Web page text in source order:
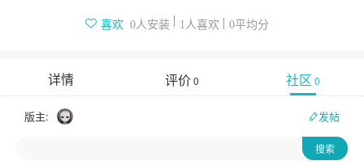
喜欢 0人安装 1 人喜欢 0平均分
详情 评价0 社区 0
版主: 发帖